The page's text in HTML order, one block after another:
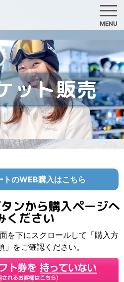
MENU
ット販売
トのWEB購入はこちら
ンから購入ページへ
ください
を下にスクロールして「購入方
をご確認ください。